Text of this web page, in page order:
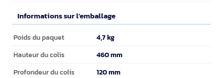
Informations sur l'emballage
Informations sur l'emballage
Poids du paquet 4,7 kg
Hauteur du colis 460 mm
Profondeur du colis 120 mm